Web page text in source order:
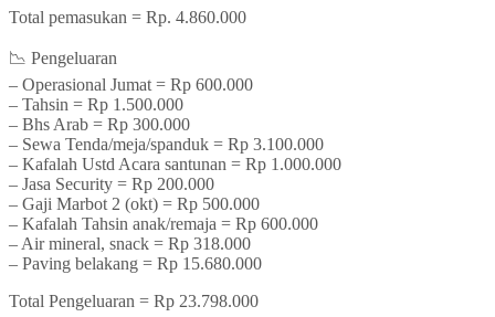
Total pemasukan = Rp. 4.860.000
📉 Pengeluaran
– Operasional Jumat = Rp 600.000
– Tahsin = Rp 1.500.000
– Bhs Arab = Rp 300.000
– Sewa Tenda/meja/spanduk = Rp 3.100.000
– Kafalah Ustd Acara santunan = Rp 1.000.000
– Jasa Security = Rp 200.000
– Gaji Marbot 2 (okt) = Rp 500.000
– Kafalah Tahsin anak/remaja = Rp 600.000
– Air mineral, snack = Rp 318.000
– Paving belakang = Rp 15.680.000
Total Pengeluaran = Rp 23.798.000